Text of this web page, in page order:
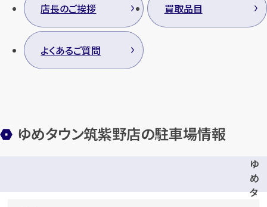
店長のご挨拶 買取品目
よくあるご質問
ゆめタウン筑紫野店の駐車場情報
ゆ
め
タ